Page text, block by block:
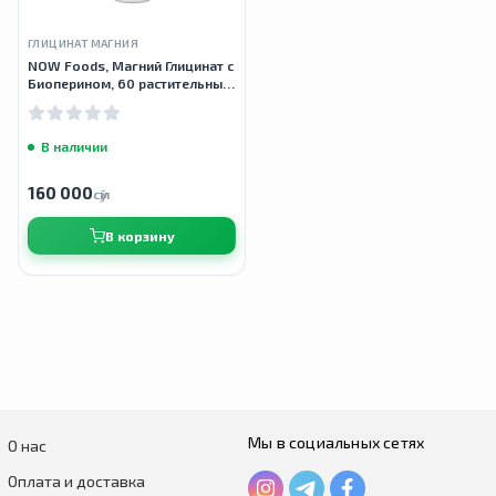
ГЛИЦИНАТ МАГНИЯ
NOW Foods, Магний Глицинат с
Биоперином, 60 растительных
В наличии
160 000сӯм
В корзину
О нас
Оплата и доставка
Мы в социальных сетях